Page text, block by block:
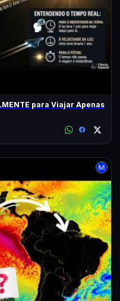
para Viajar Apenas